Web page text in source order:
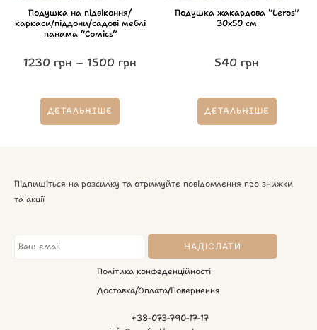
Подушка на підвіконня/
каркаси/піддони/садові меблі
панама “Comics”
1230 грн – 1500 грн
ДЕТАЛЬНІШЕ
Подушка жакардова “Leros”
30х50 см
540 грн
ДЕТАЛЬНІШЕ
Підпишіться на розсилку та отримуйте повідомлення про знижки
та акції
Політика конфеденційності
Доставка/Оплата/Повернення
+38-073-790-17-17